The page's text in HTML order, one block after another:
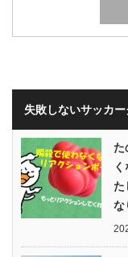
失敗しないサッカ
た
た
な